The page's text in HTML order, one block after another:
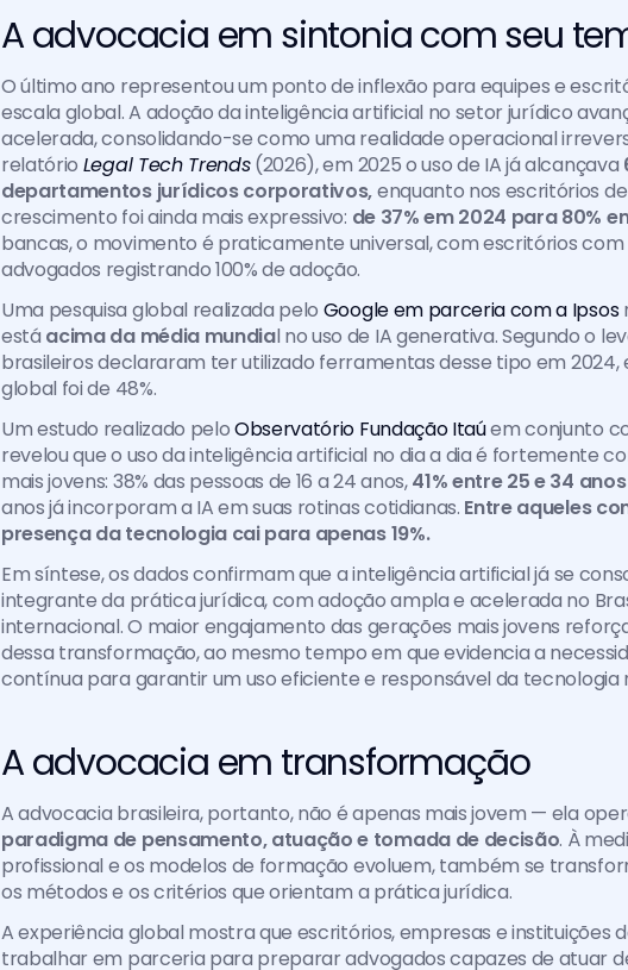
A advocacia em sintonia com seu
O último ano representou um ponto de inflexão para equipes e
escala global. A adoção da inteligência artificial no setor jurídico
acelerada, consolidando-se como uma realidade operacional
relatório Legal Tech Trends (2026), em 2025 o uso de IA já alcançava
departamentos jurídicos corporativos, enquanto nos escritórios
crescimento foi ainda mais expressivo: de 37% em 2024 para 80%
bancas, o movimento é praticamente universal, com escritórios com
advogados registrando 100% de adoção.
Uma pesquisa global realizada pelo Google em parceria com a Ipsos
está acima da média mundial no uso de IA generativa. Segundo o
brasileiros declararam ter utilizado ferramentas desse tipo em 2024,
global foi de 48%.
Um estudo realizado pelo Observatório Fundação Itaú em conjunto
revelou que o uso da inteligência artificial no dia a dia é fortemente
mais jovens: 38% das pessoas de 16 a 24 anos, 41% entre 25 e 34 anos
anos já incorporam a IA em suas rotinas cotidianas. Entre aqueles
presença da tecnologia cai para apenas 19%.
Em síntese, os dados confirmam que a inteligência artificial já se
integrante da prática jurídica, com adoção ampla e acelerada no
internacional. O maior engajamento das gerações mais jovens
dessa transformação, ao mesmo tempo em que evidencia a
contínua para garantir um uso eficiente e responsável da tecnologia
A advocacia em transformação
A advocacia brasileira, portanto, não é apenas mais jovem — ela
paradigma de pensamento, atuação e tomada de decisão. À
profissional e os modelos de formação evoluem, também se
os métodos e os critérios que orientam a prática jurídica.
A experiência global mostra que escritórios, empresas e instituições
trabalhar em parceria para preparar advogados capazes de atuar